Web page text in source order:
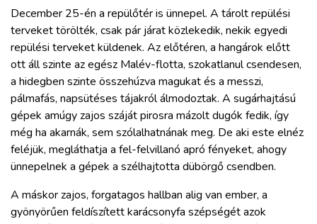
December 25-én a repülőtér is ünnepel. A tárolt repülési
terveket törölték, csak pár járat közlekedik, nekik egyedi
repülési terveket küldenek. Az előtéren, a hangárok előtt
ott áll szinte az egész Malév-flotta, szokatlanul csendesen,
a hidegben szinte összehúzva magukat és a messzi,
pálmafás, napsütéses tájakról álmodoztak. A sugárhajtású
gépek amúgy zajos száját pirosra mázolt dugók fedik, így
még ha akarnák, sem szólalhatnának meg. De aki este elnéz
feléjük, megláthatja a fel-felvillanó apró fényeket, ahogy
ünnepelnek a gépek a szélhajtotta dübörgő csendben.
A máskor zajos, forgatagos hallban alig van ember, a
gyönyörűen feldíszített karácsonyfa szépségét azok